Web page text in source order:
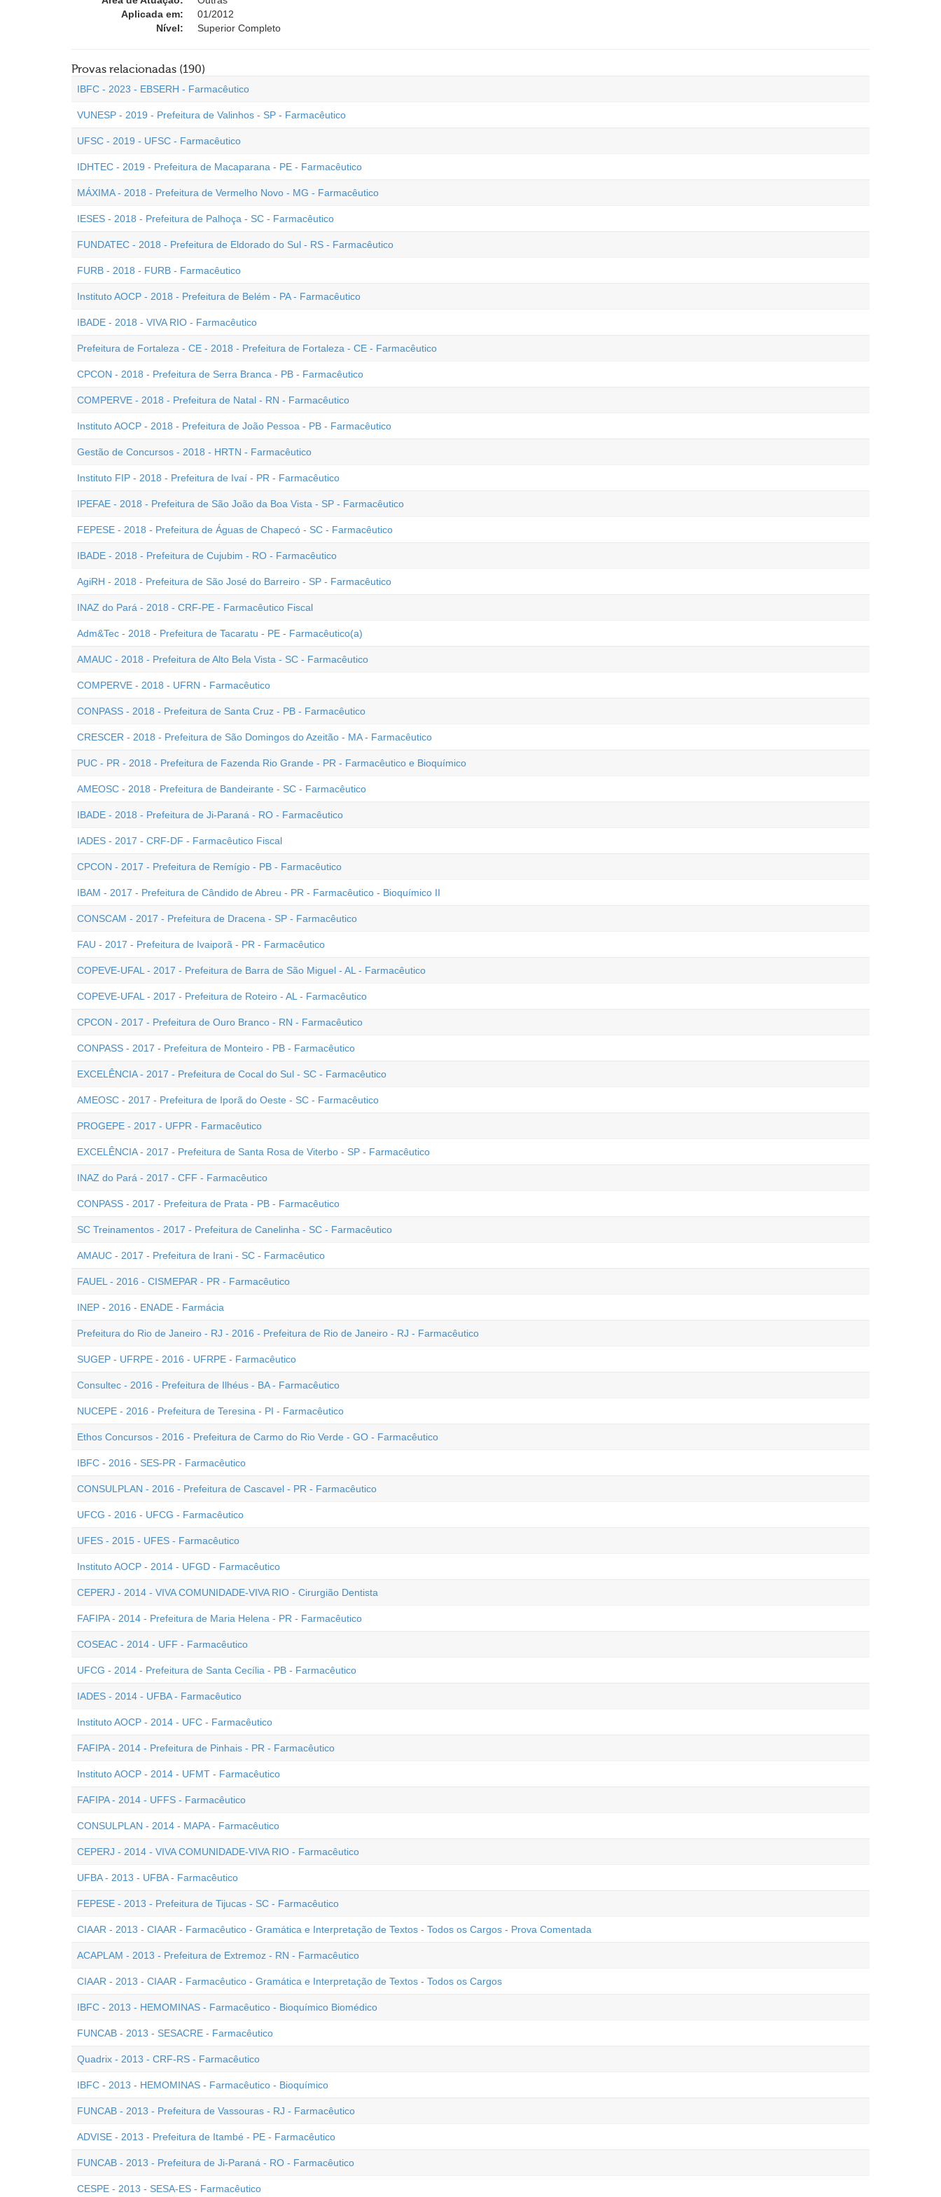
Aplicada em:
01/2012
Nível:
Superior Completo
Provas relacionadas (190)
IBFC - 2023 - EBSERH - Farmacêutico
VUNESP - 2019 - Prefeitura de Valinhos - SP - Farmacêutico
UFSC - 2019 - UFSC - Farmacêutico
IDHTEC - 2019 - Prefeitura de Macaparana - PE - Farmacêutico
MÁXIMA - 2018 - Prefeitura de Vermelho Novo - MG - Farmacêutico
IESES - 2018 - Prefeitura de Palhoça - SC - Farmacêutico
FUNDATEC - 2018 - Prefeitura de Eldorado do Sul - RS - Farmacêutico
FURB - 2018 - FURB - Farmacêutico
Instituto AOCP - 2018 - Prefeitura de Belém - PA - Farmacêutico
IBADE - 2018 - VIVA RIO - Farmacêutico
Prefeitura de Fortaleza - CE - 2018 - Prefeitura de Fortaleza - CE - Farmacêutico
CPCON - 2018 - Prefeitura de Serra Branca - PB - Farmacêutico
COMPERVE - 2018 - Prefeitura de Natal - RN - Farmacêutico
Instituto AOCP - 2018 - Prefeitura de João Pessoa - PB - Farmacêutico
Gestão de Concursos - 2018 - HRTN - Farmacêutico
Instituto FIP - 2018 - Prefeitura de Ivaí - PR - Farmacêutico
IPEFAE - 2018 - Prefeitura de São João da Boa Vista - SP - Farmacêutico
FEPESE - 2018 - Prefeitura de Águas de Chapecó - SC - Farmacêutico
IBADE - 2018 - Prefeitura de Cujubim - RO - Farmacêutico
AgiRH - 2018 - Prefeitura de São José do Barreiro - SP - Farmacêutico
INAZ do Pará - 2018 - CRF-PE - Farmacêutico Fiscal
Adm&Tec - 2018 - Prefeitura de Tacaratu - PE - Farmacêutico(a)
AMAUC - 2018 - Prefeitura de Alto Bela Vista - SC - Farmacêutico
COMPERVE - 2018 - UFRN - Farmacêutico
CONPASS - 2018 - Prefeitura de Santa Cruz - PB - Farmacêutico
CRESCER - 2018 - Prefeitura de São Domingos do Azeitão - MA - Farmacêutico
PUC - PR - 2018 - Prefeitura de Fazenda Rio Grande - PR - Farmacêutico e Bioquímico
AMEOSC - 2018 - Prefeitura de Bandeirante - SC - Farmacêutico
IBADE - 2018 - Prefeitura de Ji-Paraná - RO - Farmacêutico
IADES - 2017 - CRF-DF - Farmacêutico Fiscal
CPCON - 2017 - Prefeitura de Remígio - PB - Farmacêutico
IBAM - 2017 - Prefeitura de Cândido de Abreu - PR - Farmacêutico - Bioquímico II
CONSCAM - 2017 - Prefeitura de Dracena - SP - Farmacêutico
FAU - 2017 - Prefeitura de Ivaiporã - PR - Farmacêutico
COPEVE-UFAL - 2017 - Prefeitura de Barra de São Miguel - AL - Farmacêutico
COPEVE-UFAL - 2017 - Prefeitura de Roteiro - AL - Farmacêutico
CPCON - 2017 - Prefeitura de Ouro Branco - RN - Farmacêutico
CONPASS - 2017 - Prefeitura de Monteiro - PB - Farmacêutico
EXCELÊNCIA - 2017 - Prefeitura de Cocal do Sul - SC - Farmacêutico
AMEOSC - 2017 - Prefeitura de Iporã do Oeste - SC - Farmacêutico
PROGEPE - 2017 - UFPR - Farmacêutico
EXCELÊNCIA - 2017 - Prefeitura de Santa Rosa de Viterbo - SP - Farmacêutico
INAZ do Pará - 2017 - CFF - Farmacêutico
CONPASS - 2017 - Prefeitura de Prata - PB - Farmacêutico
SC Treinamentos - 2017 - Prefeitura de Canelinha - SC - Farmacêutico
AMAUC - 2017 - Prefeitura de Irani - SC - Farmacêutico
FAUEL - 2016 - CISMEPAR - PR - Farmacêutico
INEP - 2016 - ENADE - Farmácia
Prefeitura do Rio de Janeiro - RJ - 2016 - Prefeitura de Rio de Janeiro - RJ - Farmacêutico
SUGEP - UFRPE - 2016 - UFRPE - Farmacêutico
Consultec - 2016 - Prefeitura de Ilhéus - BA - Farmacêutico
NUCEPE - 2016 - Prefeitura de Teresina - PI - Farmacêutico
Ethos Concursos - 2016 - Prefeitura de Carmo do Rio Verde - GO - Farmacêutico
IBFC - 2016 - SES-PR - Farmacêutico
CONSULPLAN - 2016 - Prefeitura de Cascavel - PR - Farmacêutico
UFCG - 2016 - UFCG - Farmacêutico
UFES - 2015 - UFES - Farmacêutico
Instituto AOCP - 2014 - UFGD - Farmacêutico
CEPERJ - 2014 - VIVA COMUNIDADE-VIVA RIO - Cirurgião Dentista
FAFIPA - 2014 - Prefeitura de Maria Helena - PR - Farmacêutico
COSEAC - 2014 - UFF - Farmacêutico
UFCG - 2014 - Prefeitura de Santa Cecília - PB - Farmacêutico
IADES - 2014 - UFBA - Farmacêutico
Instituto AOCP - 2014 - UFC - Farmacêutico
FAFIPA - 2014 - Prefeitura de Pinhais - PR - Farmacêutico
Instituto AOCP - 2014 - UFMT - Farmacêutico
FAFIPA - 2014 - UFFS - Farmacêutico
CONSULPLAN - 2014 - MAPA - Farmacêutico
CEPERJ - 2014 - VIVA COMUNIDADE-VIVA RIO - Farmacêutico
UFBA - 2013 - UFBA - Farmacêutico
FEPESE - 2013 - Prefeitura de Tijucas - SC - Farmacêutico
CIAAR - 2013 - CIAAR - Farmacêutico - Gramática e Interpretação de Textos - Todos os Cargos - Prova Comentada
ACAPLAM - 2013 - Prefeitura de Extremoz - RN - Farmacêutico
CIAAR - 2013 - CIAAR - Farmacêutico - Gramática e Interpretação de Textos - Todos os Cargos
IBFC - 2013 - HEMOMINAS - Farmacêutico - Bioquímico Biomédico
FUNCAB - 2013 - SESACRE - Farmacêutico
Quadrix - 2013 - CRF-RS - Farmacêutico
IBFC - 2013 - HEMOMINAS - Farmacêutico - Bioquímico
FUNCAB - 2013 - Prefeitura de Vassouras - RJ - Farmacêutico
ADVISE - 2013 - Prefeitura de Itambé - PE - Farmacêutico
FUNCAB - 2013 - Prefeitura de Ji-Paraná - RO - Farmacêutico
CESPE - 2013 - SESA-ES - Farmacêutico